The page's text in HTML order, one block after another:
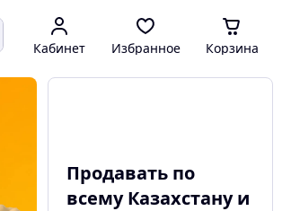
Кабинет Избранное Корзина
Продавать по
всему Казахстану и